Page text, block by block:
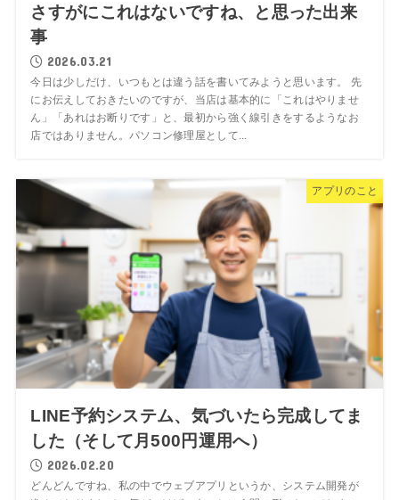
さすがにこれはないですね、と思った出来
事
2026.03.21
今日は少しだけ、いつもとは違う話を書いてみようと思います。 先
にお伝えしておきたいのですが、当店は基本的に「これはやりませ
ん」「あれはお断りです」と、最初から強く線引きをするようなお
店ではありません。パソコン修理屋として...
アプリのこと
LINE予約システム、気づいたら完成してま
した（そして月500円運用へ）
2026.02.20
どんどんですね、私の中でウェブアプリというか、システム開発が